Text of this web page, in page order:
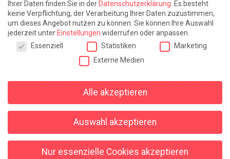
Triple-Edinburgher mit Ketchup WACHS!
Winterreise (mit Sommern)
Alles sonst
Denkabfall Gereimtes und Ungereimtes Geschichte
Sonntagspredigten
Ihrer Daten finden Sie in der Datenschutzerklärung Es besteht
keine Verpflichtung, der Verarbeitung Ihrer Daten zuzustimmen,
um dieses Angebot nutzen zu können. Sie können Ihre Auswahl
jederzeit unter Einstellungen widerrufen oder anpassen.
Datenschutzeinstellungen
Essenziell Statistiken
Marketing
Externe Medien
Alle akzeptieren
Auswahl akzeptieren
Nur essenzielle Cookies akzeptieren